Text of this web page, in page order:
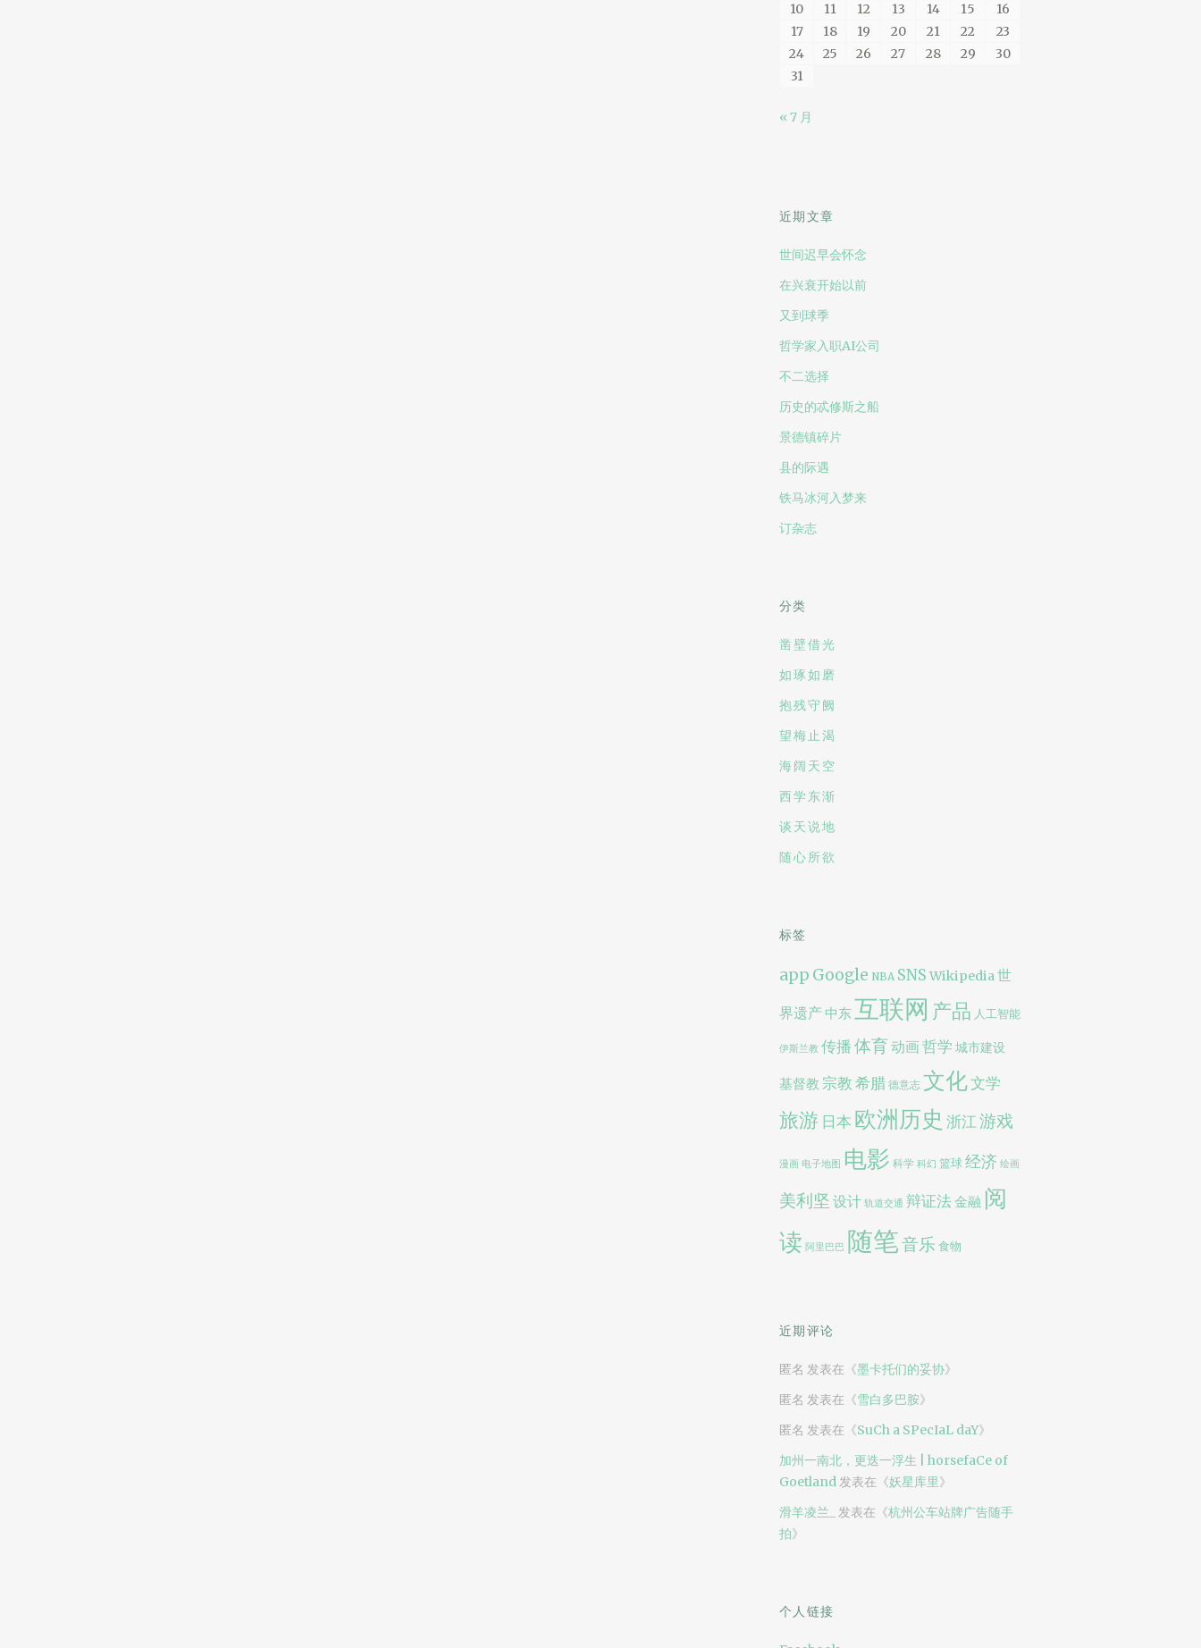
10
11 12 13 14 15
16
17
18 19 20 21 22
23
24
25 26 27 28 29
30
31
« 7 月
近期文章
世间迟早会怀念
在兴衰开始以前
又到球季
哲学家入职AI公司
不二选择
历史的忒修斯之船
景德镇碎片
县的际遇
铁马冰河入梦来
订杂志
分类
凿壁借光
如琢如磨
抱残守阙
望梅止渴
海阔天空
西学东渐
谈天说地
随心所欲
标签
app Google NBA SNS Wikipedia世
界遗产 中东互联网 产品 人工智能
伊斯兰教 传播体育 动画哲学 城市建设
基督教 宗教希腊 德意志 文化文学
旅游 日本 欧洲历史 浙江游戏
漫画 电子地图 电影 科学 科幻 篮球 经济 绘画
美利坚 设计 轨道交通 辩证法金融 阅
读 阿里巴巴 随笔音乐 食物
近期评论
匿名 发表在《墨卡托们的妥协》
匿名 发表在《雪白多巴胺》
匿名 发表在《SuCh a SPecIaL daY》
加州一南北，更迭一浮生 | horsefaCe of
Goetland发表在《妖星库里》
滑羊凌兰_
发表在《杭州公车站牌广告随手
拍》
个人链接